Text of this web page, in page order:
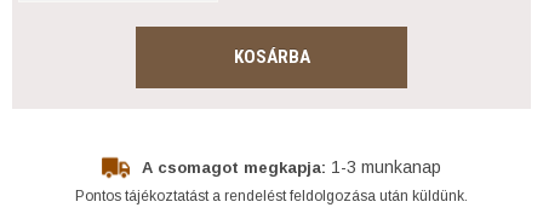
KOSÁRBA
A csomagot megkapja: 1-3 munkanap
Pontos tájékoztatást a rendelést feldolgozása után küldünk.